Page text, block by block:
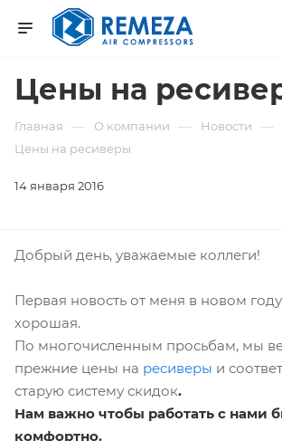
Цены на
Главная — О компании — Новости —
Цены на ресиверы
14 января 2016
Добрый день, уважаемые коллеги!
Первая новость от меня в новом
хорошая.
По многочисленным просьбам, мы
прежние цены на ресиверы и
старую систему скидок.
Нам важно чтобы работать с нами
комфортно.